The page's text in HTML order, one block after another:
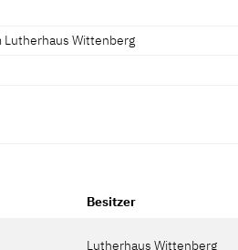
Lutherhaus Wittenberg
Besitzer
Lutherhaus Wittenberg